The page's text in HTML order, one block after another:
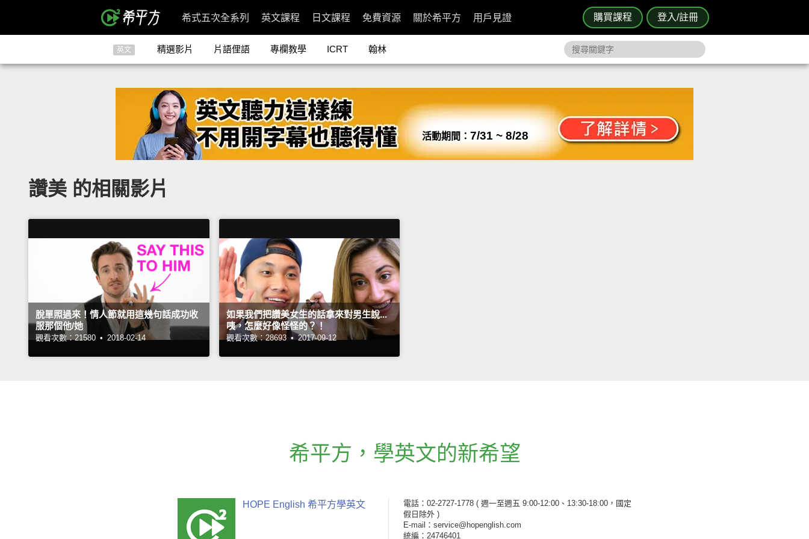
購買課程 登入/註冊
希式五次全系列 英文課程 日文課程 免費資源 關於希平方 用戶見證
英文 精選影片 片語俚語 專欄教學 ICRT 翰林
活動期間： 7/31 ~ 8/28
讚美 的相關影片
脫單照過來！情人節就用這幾句話成功收
服那個他/她
觀看次數：21580 • 2018-02-14
如果我們把讚美女生的話拿來對男生說...
咦，怎麼好像怪怪的？！
觀看次數：28693 • 2017-09-12
希平方 ， 學英文的新希望
HOPE English 希平方學英文 電話：02-2727-1778 ( 週一至週五 9:00-12:00、13:30-18:00，國定
假日除外 )
E-mail：service@hopenglish.com
統編：24746401